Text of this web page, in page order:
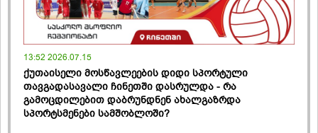
13:52 2026.07.15
ქუთაისელი მოსწავლეების დიდი სპორტული
თავგადასავალი ჩინეთში დასრულდა - რა
გამოცდილებით დაბრუნდნენ ახალგაზრდა
სპორტსმენები სამშობლოში?